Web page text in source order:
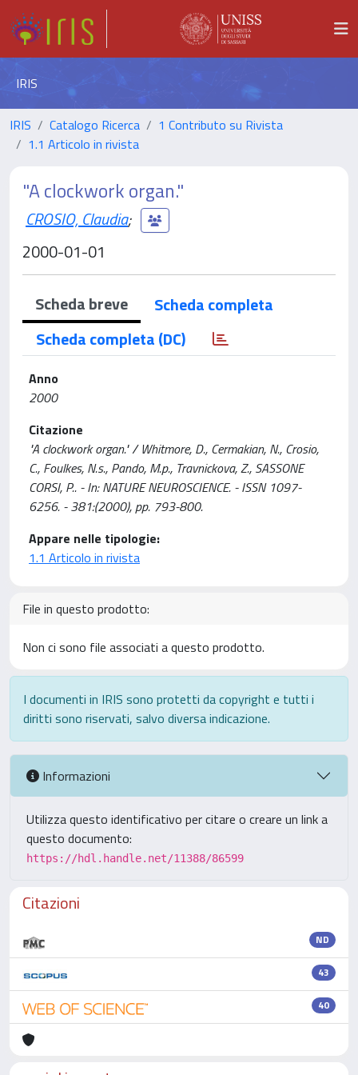
IRIS
IRIS Catalogo Ricerca
1 Contributo su Rivista
1.1 Articolo in rivista
"A clockwork organ."
CROSIO, Claudia;
2000-01-01
Scheda breve
Scheda completa
Scheda completa (DC)
Anno
2000
Citazione
"A clockwork organ." / Whitmore, D., Cermakian, N., Crosio,
C., Foulkes, N.s., Pando, M.p., Travnickova, Z., SASSONE
CORSI, P.. - In: NATURE NEUROSCIENCE. - ISSN 1097-
6256. - 381:(2000), pp. 793-800.
Appare nelle tipologie:
1.1 Articolo in rivista
File in questo prodotto:
Non ci sono file associati a questo prodotto.
I documenti in IRIS sono protetti da copyright e tutti i
diritti sono riservati, salvo diversa indicazione.
Informazioni
Utilizza questo identificativo per citare o creare un link a
questo documento:
https://hdl.handle.net/11388/86599
Citazioni
ND
43
40